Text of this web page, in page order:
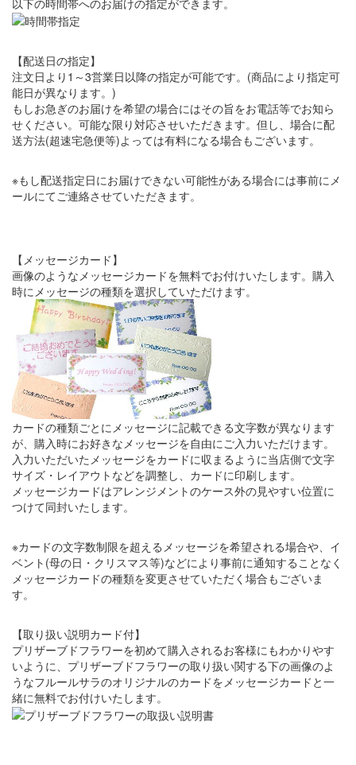
以下の時間帯へのお届けの指定ができます。
【配送日の指定】
注文日より1～3営業日以降の指定が可能です。(商品により指定可
能日が異なります。)
もしお急ぎのお届けを希望の場合にはその旨をお電話等でお知ら
せください。可能な限り対応させいただきます。但し、場合に配
送方法(超速宅急便等)よっては有料になる場合もございます。
※もし配送指定日にお届けできない可能性がある場合には事前にメ
ールにてご連絡させていただきます。
【メッセージカード】
画像のようなメッセージカードを無料でお付けいたします。購入
時にメッセージの種類を選択していただけます。
カードの種類ごとにメッセージに記載できる文字数が異なります
が、購入時にお好きなメッセージを自由にご入力いただけます。
入力いただいたメッセージをカードに収まるように当店側で文字
サイズ・レイアウトなどを調整し、カードに印刷します。
メッセージカードはアレンジメントのケース外の見やすい位置に
つけて同封いたします。
※カードの文字数制限を超えるメッセージを希望される場合や、イ
ベント(母の日・クリスマス等)などにより事前に通知することなく
メッセージカードの種類を変更させていただく場合もございま
す。
【取り扱い説明カード付】
プリザーブドフラワーを初めて購入されるお客様にもわかりやす
いように、プリザーブドフラワーの取り扱い関する下の画像のよ
うなフルールサラのオリジナルのカードをメッセージカードと一
緒に無料でお付けいたします。